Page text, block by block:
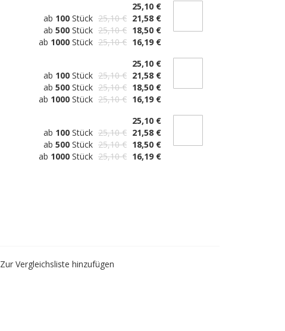
25,10 €
ab 100Stück 25,10 € 21,58 €
ab 500Stück 25,10 € 18,50 €
ab 1000Stück 25,10 € 16,19 €
25,10 €
ab 100Stück 25,10 € 21,58 €
ab 500Stück 25,10 € 18,50 €
ab 1000Stück 25,10 € 16,19 €
25,10 €
ab 100Stück 25,10 € 21,58 €
ab 500Stück 25,10 € 18,50 €
ab 1000Stück 25,10 € 16,19 €
Zur Vergleichsliste hinzufügen